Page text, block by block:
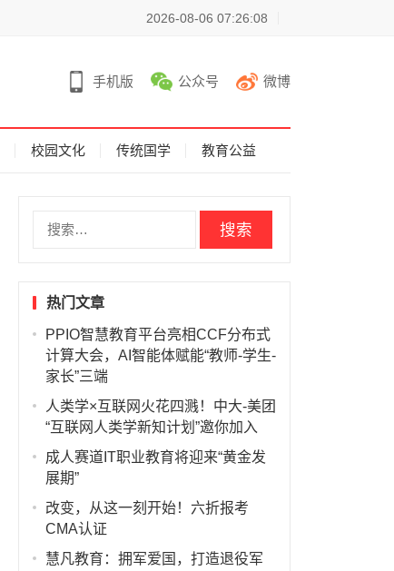
2026-08-06 07:26:08
手机版 公众号 微博
校园文化 传统国学 教育公益
热门文章
PPIO智慧教育平台亮相CCF分布式
计算大会，AI智能体赋能“教师-学生-
家长”三端
人类学×互联网火花四溅！中大-美团
“互联网人类学新知计划”邀你加入
成人赛道IT职业教育将迎来“黄金发
展期”
改变，从这一刻开始！六折报考
CMA认证
慧凡教育：拥军爱国，打造退役军